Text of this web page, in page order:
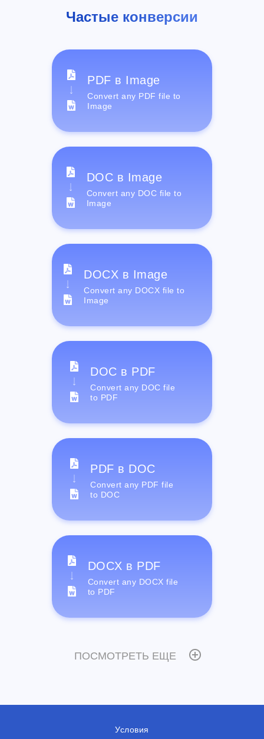
Частые конверсии
PDF в Image
Convert any PDF file to
Image
DOC в Image
Convert any DOC file to
Image
DOCX в Image
Convert any DOCX file to
Image
DOC в PDF
Convert any DOC file
to PDF
PDF в DOC
Convert any PDF file
to DOC
DOCX в PDF
Convert any DOCX file
to PDF
ПОСМОТРЕТЬ ЕЩЕ
Условия